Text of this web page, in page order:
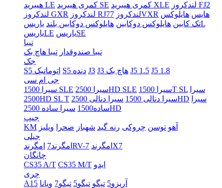
هیبرید LE
کمری هیبرید SE کمری هیبرید XLE
لندکروز FJ2
لندکروز GXR
لندکروز RJ77 لندکروزVXR هایس هایلوکس
تک کابین هایلوکس دوکابین هایلوکس دوکابین بلند
یاریسL
یاریسLE
یاریسSE
تیبا
تیبا صندوقدار تیبا هاچ بک
جک
S5 اتوماتیک
S5 دنده J3 J3 هاچ بک J5 1.5 J5 1.8
جی ام سی
سیرا 1500 SLE
سیرا 2500HD SLE سیرا 1500T SL
سیرا
2500HD SL T
سیرا دنالی 1500سیرا دنالی 2500HD
سیرا
ساده1500سیرا ساده 2500HD
جیپ
KM
آهو توسن چروکی رنه گید شهباز صحرا
ویلیز
جیلی
امگرند7 امگرندRV-7
امگرندX7
چانگان
CS35 A/T CS35 M/T ایدو
چری
A15
آریزو5 تیگو تیگو5 تیگو7
ویانا